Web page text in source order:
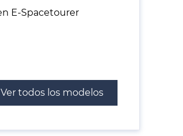
Ver todos los modelos